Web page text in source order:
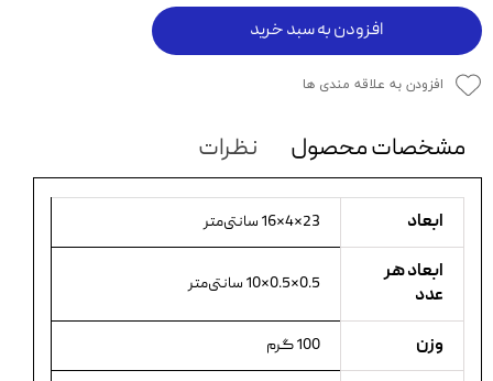
افزودن به سبد خرید
افزودن به علاقه مندی ها
مشخصات محصول نظرات
ابعاد 23×4×16 سانتی‌متر
ابعاد هر
عدد
0.5×0.5×10 سانتی‌متر
وزن 100 گرم